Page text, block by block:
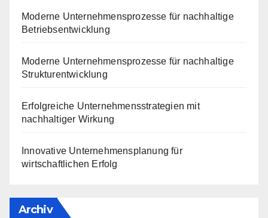
Moderne Unternehmensprozesse für nachhaltige
Betriebsentwicklung
Moderne Unternehmensprozesse für nachhaltige
Strukturentwicklung
Erfolgreiche Unternehmensstrategien mit
nachhaltiger Wirkung
Innovative Unternehmensplanung für
wirtschaftlichen Erfolg
Archiv